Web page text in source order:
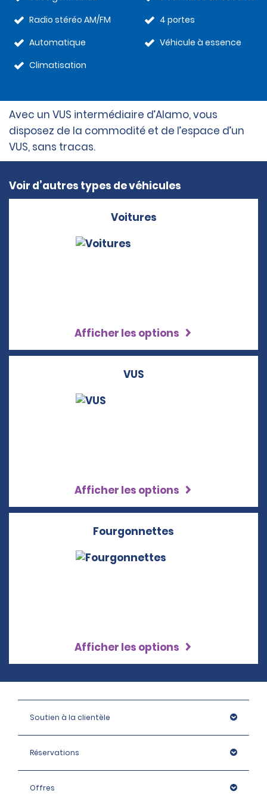
Radio stéréo AM/FM
Automatique
Climatisation
4 portes
Véhicule à essence
Avec un VUS intermédiaire d’Alamo, vous
disposez de la commodité et de l’espace d’un
VUS, sans tracas.
Voir d’autres types de véhicules
Voitures
Afficher les options
VUS
Afficher les options
Fourgonnettes
Afficher les options
Soutien à la clientèle
Réservations
Offres